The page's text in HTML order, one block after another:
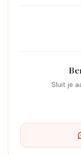
Sluit je